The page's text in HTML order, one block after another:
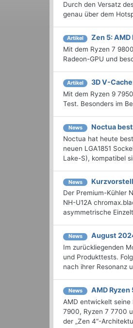
Durch den Versatz
genau über dem
Artikel Zen 5:
Mit dem Ryzen 7
Radeon-GPU und
Artikel 3D V-
Mit dem Ryzen 9
Test. Besonders im
News Noctua
Noctua hat heute
neuen LGA1851
Lake-S), kompatibel
News
Der Premium-Kühler
NH-U12A
asymmetrische
News August
Im zurückliegenden
und Produkttests.
nach ihrer Resonanz
News AMD
AMD entwickelt
7900, Ryzen 7 7700
der „Zen 4“-